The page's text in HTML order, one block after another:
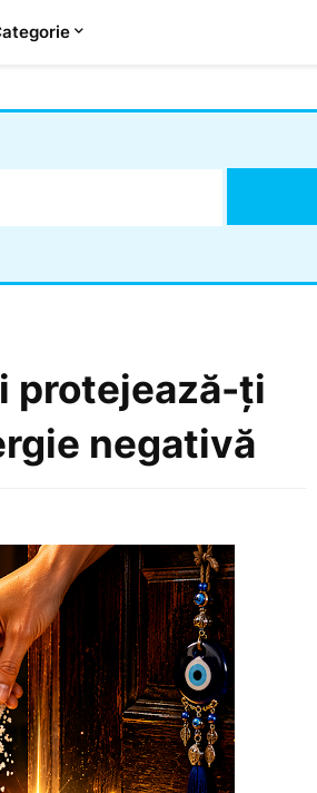
protejează-ți
negativă